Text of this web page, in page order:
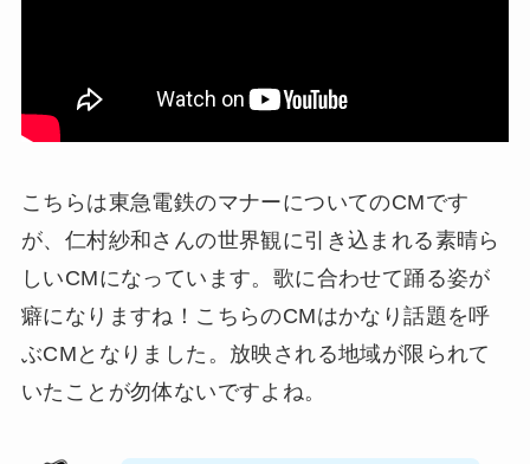
こちらは東急電鉄のマナーについてのCMです
が、仁村紗和さんの世界観に引き込まれる素晴ら
しいCMになっています。歌に合わせて踊る姿が
癖になりますね！こちらのCMはかなり話題を呼
ぶCMとなりました。放映される地域が限られて
いたことが勿体ないですよね。